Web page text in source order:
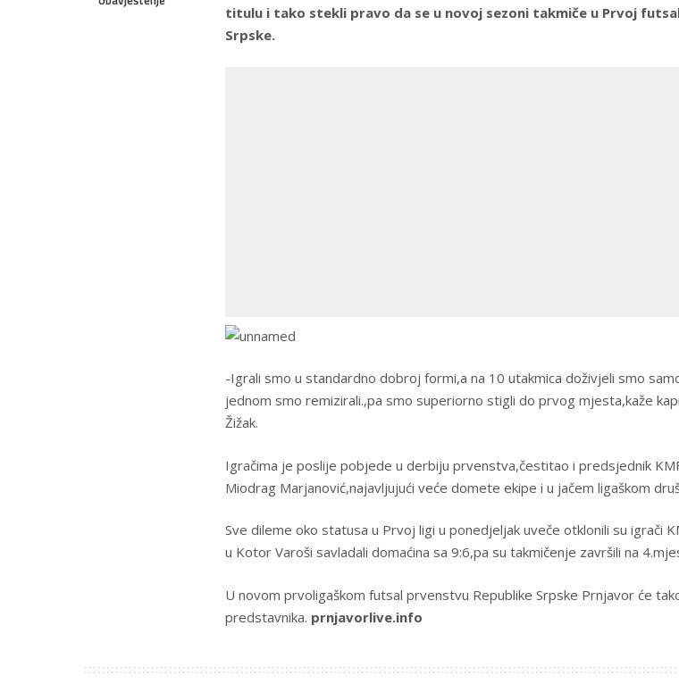
titulu i tako stekli pravo da se u novoj sezoni takmiče u Prvoj
Srpske.
-Igrali smo u standardno dobroj formi,a na 10 utakmica doživjeli smo
jednom smo remizirali.,pa smo superiorno stigli do prvog mjesta,kaže
Žižak.
Igračima je poslije pobjede u derbiju prvenstva,čestitao i predsjednik
Miodrag Marjanović,najavljujući veće domete ekipe i u jačem ligaškom
Sve dileme oko statusa u Prvoj ligi u ponedjeljak uveče otklonili su igrači
u Kotor Varoši savladali domaćina sa 9:6,pa su takmičenje završili na
U novom prvoligaškom futsal prvenstvu Republike Srpske Prnjavor će
predstavnika. prnjavorlive.info